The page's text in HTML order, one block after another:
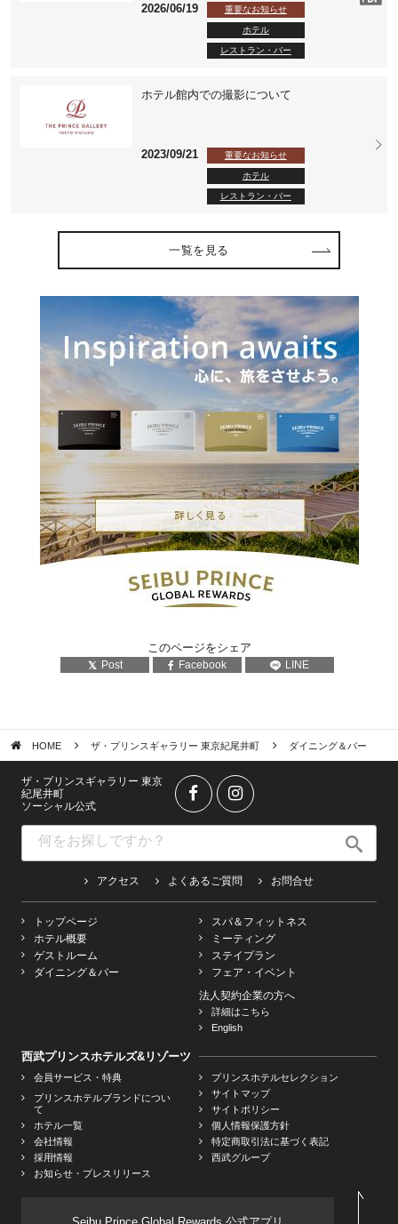
2026/06/19 重要なお知らせ
ホテル
レストラン・バー
ホテル館内での撮影について
2023/09/21 重要なお知らせ
ホテル
レストラン・バー
一覧を見る
このページをシェア
Post Facebook LINE
HOME ザ・プリンスギャラリー 東京紀尾井町 ダイニング＆バー
ザ・プリンスギャラリー 東京
紀尾井町
ソーシャル公式
アクセス よくあるご質問 お問合せ
トップページ
ホテル概要
ゲストルーム
ダイニング＆バー
スパ＆フィットネス
ミーティング
ステイプラン
フェア・イベント
法人契約企業の方へ
詳細はこちら
English
西武プリンスホテルズ&リゾーツ
会員サービス・特典
プリンスホテルブランドについ
て
ホテル一覧
会社情報
採用情報
お知らせ・プレスリリース
プリンスホテルセレクション
サイトマップ
サイトポリシー
個人情報保護方針
特定商取引法に基づく表記
西武グループ